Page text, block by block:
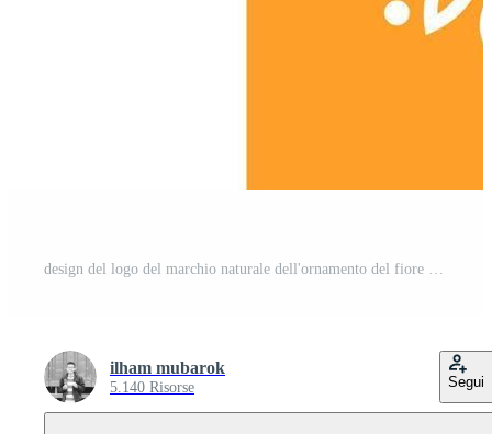
design del logo del marchio naturale dell'ornamento del fiore del sole Vettore Pro
ilham mubarok
5.140 Risorse Segui